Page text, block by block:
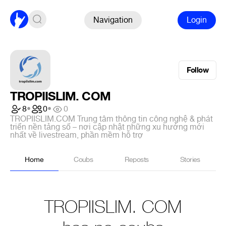
Navigation Login
Follow
TROPIISLIM. COM
8• 0•
0
TROPIISLIM.COM Trung tâm thông tin công nghệ & phát
triển nền tảng số – nơi cập nhật những xu hướng mới
nhất về livestream, phần mềm hỗ trợ
Home Coubs Reposts Stories
TROPIISLIM. COM